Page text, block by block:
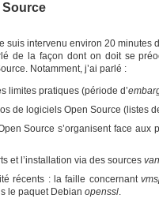
Source
suis intervenu environ 20 minutes
de la façon dont on doit se
Notamment, j’ai parlé :
limites pratiques (période d’
de logiciels Open Source (listes
Source s’organisent face aux
et l’installation via des sources
récents : la faille concernant
le paquet Debian openssl.